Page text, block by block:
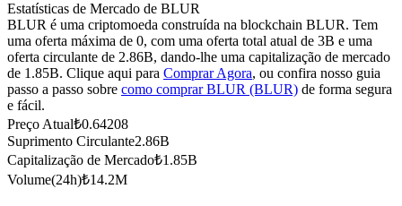
Copiar Trading
Junte-se aos principais traders
Estatísticas de Mercado de BLUR
BLUR é uma criptomoeda construída na blockchain BLUR. Tem
uma oferta máxima de 0, com uma oferta total atual de 3B e uma
oferta circulante de 2.86B, dando-lhe uma capitalização de mercado
de 1.85B. Clique aqui para Comprar Agora, ou confira nosso guia
passo a passo sobre como comprar BLUR (BLUR) de forma segura
e fácil.
Preço Atual₺0.64208
Suprimento Circulante2.86B
Capitalização de Mercado₺1.85B
Volume(24h)₺14.2M